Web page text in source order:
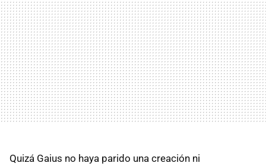
Quizá Gaius no haya parido una creación ni